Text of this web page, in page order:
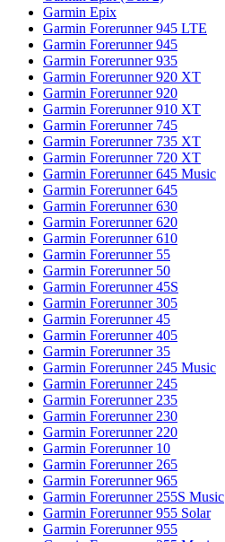
Garmin Epix
Garmin Forerunner 945 LTE
Garmin Forerunner 945
Garmin Forerunner 935
Garmin Forerunner 920 XT
Garmin Forerunner 920
Garmin Forerunner 910 XT
Garmin Forerunner 745
Garmin Forerunner 735 XT
Garmin Forerunner 720 XT
Garmin Forerunner 645 Music
Garmin Forerunner 645
Garmin Forerunner 630
Garmin Forerunner 620
Garmin Forerunner 610
Garmin Forerunner 55
Garmin Forerunner 50
Garmin Forerunner 45S
Garmin Forerunner 305
Garmin Forerunner 45
Garmin Forerunner 405
Garmin Forerunner 35
Garmin Forerunner 245 Music
Garmin Forerunner 245
Garmin Forerunner 235
Garmin Forerunner 230
Garmin Forerunner 220
Garmin Forerunner 10
Garmin Forerunner 265
Garmin Forerunner 965
Garmin Forerunner 255S Music
Garmin Forerunner 955 Solar
Garmin Forerunner 955